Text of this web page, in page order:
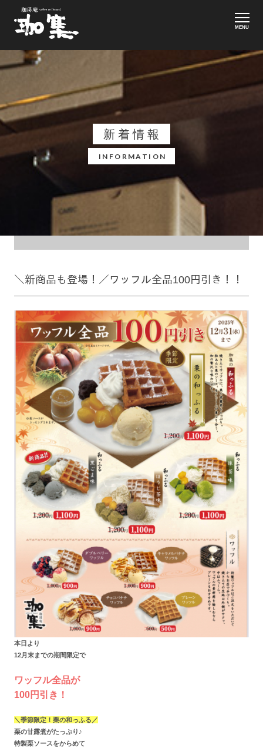
MENU
新着情報
INFORMATION
＼新商品も登場！／ワッフル全品100円引き！！
本日より
12月末までの期間限定で
ワッフル全品が
100円引き！
＼季節限定！栗の和っふる／
栗の甘露煮がたっぷり♪
特製栗ソースをからめて